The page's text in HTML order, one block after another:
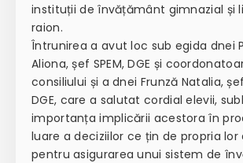
instituții de învățământ gimnazial și
raion.
Întrunirea a avut loc sub egida dnei
Aliona, șef SPEM, DGE și
consiliului și a dnei Frunză Natalia,
DGE, care a salutat cordial elevii,
importanța implicării acestora în
luare a deciziilor ce țin de propria lor
pentru asigurarea unui sistem de